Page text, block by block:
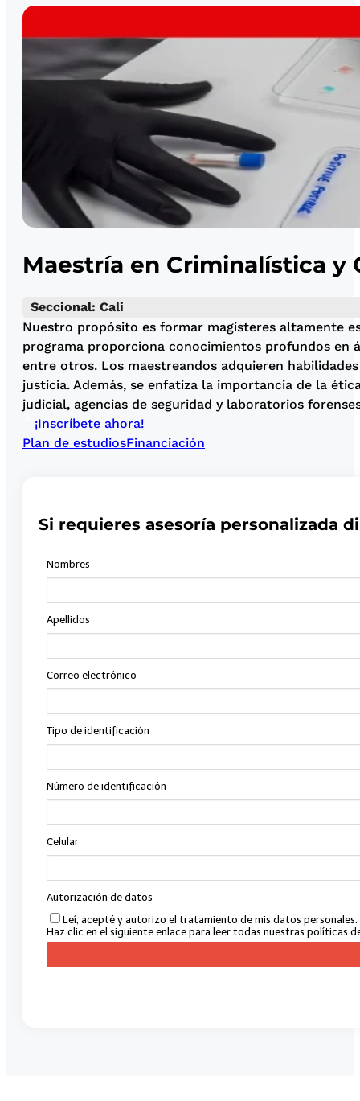
Maestría en Criminalística y
Seccional: Cali
Nuestro propósito es formar magísteres altamente
programa proporciona conocimientos profundos en
entre otros. Los maestreandos adquieren
justicia. Además, se enfatiza la importancia de la
judicial, agencias de seguridad y laboratorios
¡Inscríbete ahora!
Plan de estudiosFinanciación
Si requieres asesoría personalizada